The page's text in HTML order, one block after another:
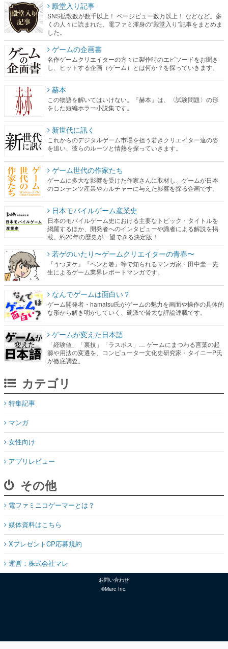
殿堂入り記事
SNS拡散数が数千以上！ ページビュー数万以上！ などなど。多
くの人々に読まれた、電ファミ渾身の“殿堂入り”記事をまとめま
した。
ゲームの企画書
名作ゲームクリエイターの方々に製作時のエピソードをお聞き
し、ヒットする企画（ゲーム）とは何か？を探っていきます。
赫本
この物語を解いてはいけない。『赫本』は、〈試験問題〉の形
をした短編ホラー小説集です。
新世代に訊く
これからのデジタルゲーム市場を担う若きクリエイター達の姿
を追い、彼らのルーツと情熱を探っていきます。
ゲーム世代の作家たち
ゲームに多大な影響を受けた作家さんに取材し、ゲームが日本
のコンテンツ産業やカルチャーに与えた影響を探る企画です。
日本モバイルゲーム産業史
日本のモバイルゲーム史における主要なトピック・タイトルを
網羅するほか、開発者へのインタビューや識者による解説を掲
載。約20年の歴史が一望できる決定版！
若ゲのいたり〜ゲームクリエイターの青春〜
『うつヌケ』『ペンと箸』等で知られるマンガ家・田中圭一先
生によるゲーム業界レポートマンガです。
なんでゲームは面白い？
ゲーム開発者・hamatsu氏がゲームの魅力を画面や操作の具体的
な形から解き明かしていく、硬派で骨太な評論連載です。
ゲームが変えた日本語
「経験値」「裏技」「ラスボス」… ゲームにまつわる言葉の起
源や用法の変遷を、コンピューター文化史研究家・タイニーP氏
が徹底調査。
カテゴリ
特集記事
マンガ
女性向け
アプリレビュー
その他
電ファミニコゲーマーとは？
媒体資料はこちら
XプレゼントCP応募規約
運営：株式会社マレ
お問い合わせ
©Mare Inc.